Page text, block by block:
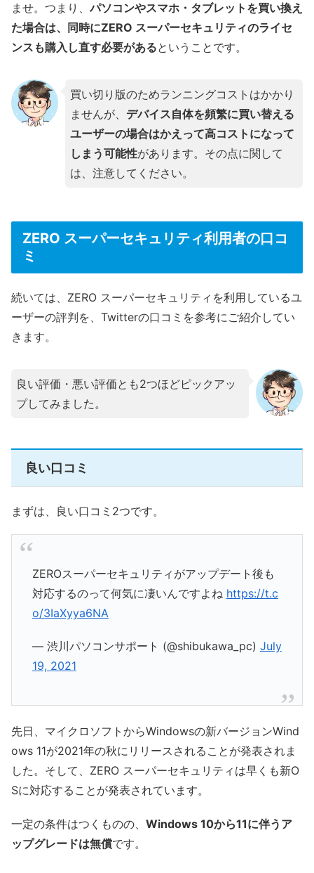
ませ。つまり、パソコンやスマホ・タブレットを買い換え
た場合は、同時にZERO スーパーセキュリティのライセ
ンスも購入し直す必要があるということです。
買い切り版のためランニングコストはかかり
ませんが、 デバイス自体を頻繁に買い替える
ユーザーの場合はかえって高コストになって
しまう可能性があります。その点に関して
は、注意してください。
ZERO スーパーセキュリティ利用者の口コ
ミ
続いては、ZERO スーパーセキュリティを利用しているユ
ーザーの評判を、Twitterの口コミを参考にご紹介してい
きます。
良い評価・悪い評価とも2つほどピックアッ
プしてみました。
良い口コミ
まずは、良い口コミ2つです。
ZEROスーパーセキュリティがアップデート後も
対応するのって何気に凄いんですよね https://t.c
o/3IaXyya6NA
— 渋川パソコンサポート (@shibukawa_pc) July
19, 2021
先日、マイクロソフトからWindowsの新バージョンWind
ows 11が2021年の秋にリリースされることが発表されま
した。そして、ZERO スーパーセキュリティは早くも新O
Sに対応することが発表されています。
一定の条件はつくものの、 Windows 10から11に伴うア
ップグレードは無償です。